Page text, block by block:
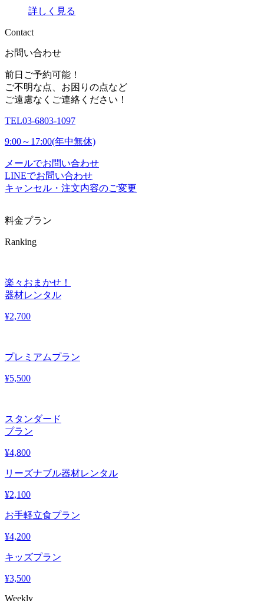
詳しく見る
Contact
お問い合わせ
前日ご予約可能！
ご不明な点、お困りの点など
ご遠慮なくご連絡ください！
TEL03-6803-1097
9:00～17:00(年中無休)
メールでお問い合わせ
LINEでお問い合わせ
キャンセル・注文内容のご変更
料金プラン
Ranking
楽々おまかせ！
器材レンタル
¥2,700
プレミアムプラン
¥5,500
スタンダード
プラン
¥4,800
リーズナブル器材レンタル
¥2,100
お手軽立食プラン
¥4,200
キッズプラン
¥3,500
Weekly